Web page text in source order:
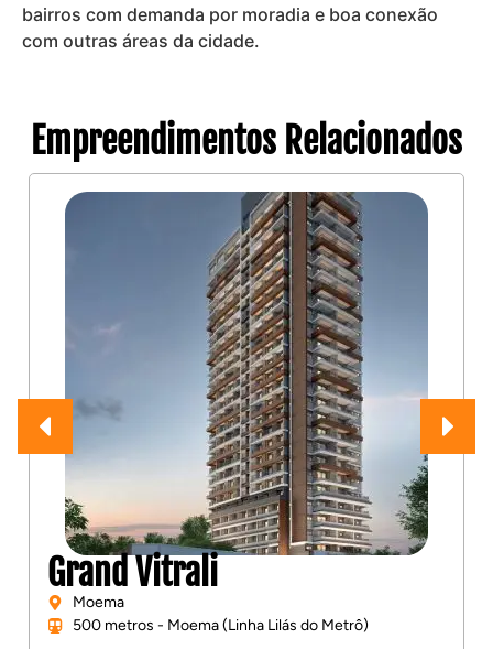
bairros com demanda por moradia e boa conexão
com outras áreas da cidade.
Empreendimentos Relacionados
Grand Vitrali
Moema
500 metros - Moema (Linha Lilás do Metrô)